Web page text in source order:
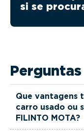
si se
Que vantagens
carro usado ou
FILINTO MOTA?